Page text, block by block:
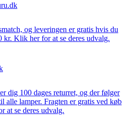
og leveringen er gratis hvis du
kr. Klik her for at se deres udvalg.
dig 100 dages returret, og der følger
alle lamper. Fragten er gratis ved køb
at se deres udvalg.